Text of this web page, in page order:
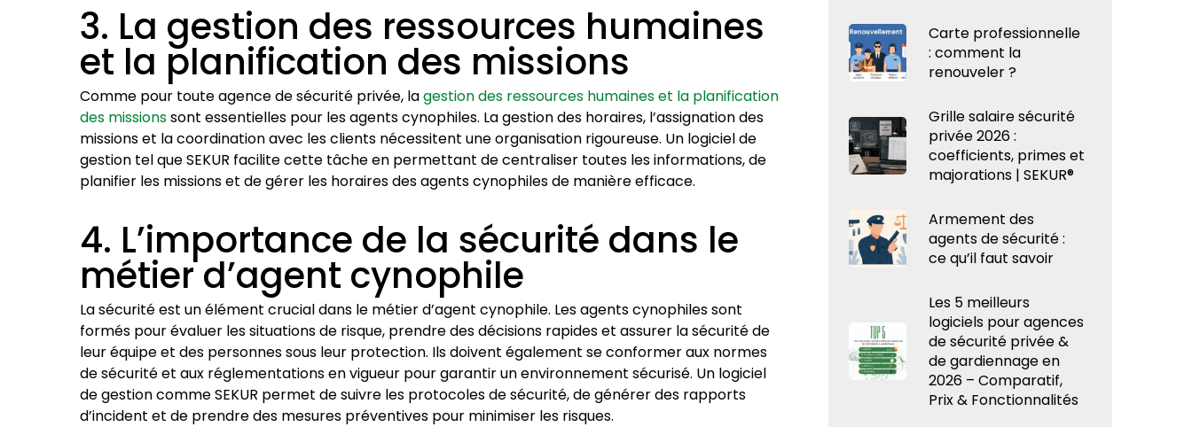
3. La gestion des ressources humaines
et la planification des missions
Comme pour toute agence de sécurité privée, lagestion des ressources humaines et la planification
des missionssont essentielles pour les agents cynophiles. La gestion des horaires, l’assignation des
missions et la coordination avec les clients nécessitent une organisation rigoureuse. Un logiciel de
gestion tel que SEKUR facilite cette tâche en permettant de centraliser toutes les informations, de
planifier les missions et de gérer les horaires des agents cynophiles de manière efficace.
4. L’importance de la sécurité dans le
métier d’agent cynophile
La sécurité est un élément crucial dans le métier d’agent cynophile. Les agents cynophiles sont
formés pour évaluer les situations de risque, prendre des décisions rapides et assurer la sécurité de
leur équipe et des personnes sous leur protection. Ils doivent également se conformer aux normes
de sécurité et aux réglementations en vigueur pour garantir un environnement sécurisé. Un logiciel
de gestion comme SEKUR permet de suivre les protocoles de sécurité, de générer des rapports
d’incident et de prendre des mesures préventives pour minimiser les risques.
Carte professionnelle
: comment la
renouveler ?
Grille salaire sécurité
privée 2026 :
coefficients, primes et
majorations | SEKUR®
Armement des
agents de sécurité :
ce qu’il faut savoir
Les 5 meilleurs
logiciels pour agences
de sécurité privée &
de gardiennage en
2026 – Comparatif,
Prix & Fonctionnalités